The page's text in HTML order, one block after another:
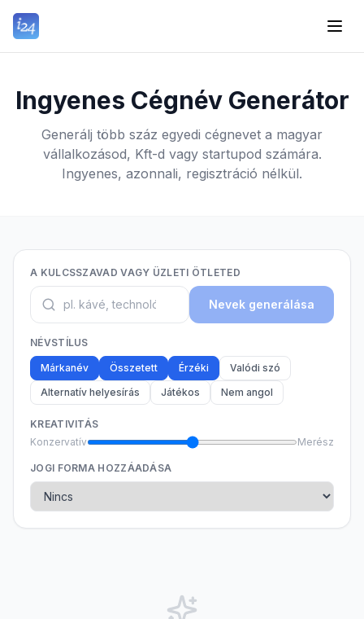
Ingyenes Cégnév Generátor
Generálj több száz egyedi cégnevet a magyar
vállalkozásod, Kft-d vagy startupod számára.
Ingyenes, azonnali, regisztráció nélkül.
A KULCSSZAVAD VAGY ÜZLETI ÖTLETED
Nevek generálása
NÉVSTÍLUS
Márkanév Összetett Érzéki
Valódi szó
Alternatív helyesírás
Játékos Nem angol
KREATIVITÁS
Konzervatív
Merész
JOGI FORMA HOZZÁADÁSA